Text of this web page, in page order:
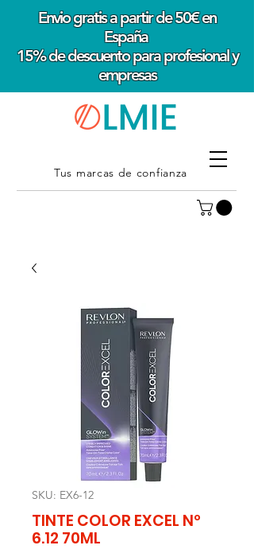
Envio gratis a partir de 50€ en
España
15% de descuento para profesional y
empresas
Tus marcas de confianza
SKU: EX6-12
TINTE COLOR EXCEL Nº
6.12 70ML